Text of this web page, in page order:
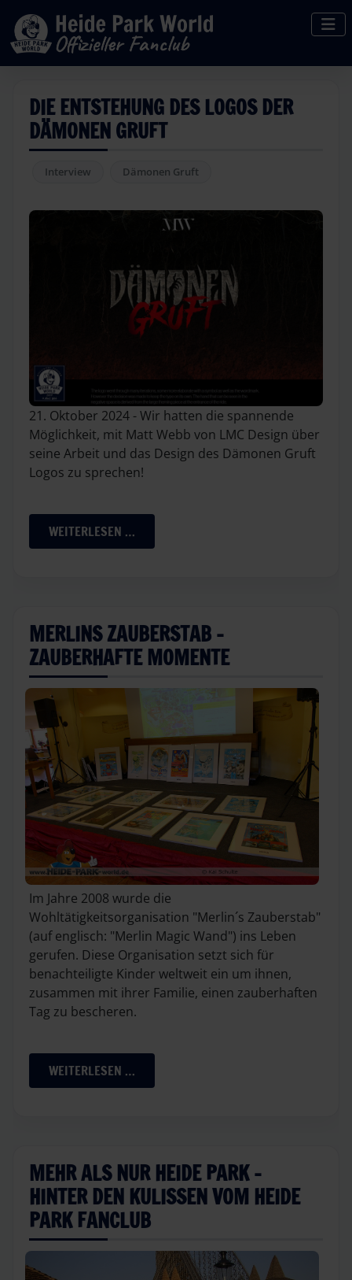
DIE ENTSTEHUNG DES LOGOS DER
DÄMONEN GRUFT
Interview Dämonen Gruft
21. Oktober 2024 - Wir hatten die spannende
Möglichkeit, mit Matt Webb von LMC Design über
seine Arbeit und das Design des Dämonen Gruft
Logos zu sprechen!
WEITERLESEN …
MERLINS ZAUBERSTAB -
ZAUBERHAFTE MOMENTE
Im Jahre 2008 wurde die
Wohltätigkeitsorganisation "Merlin´s Zauberstab"
(auf englisch: "Merlin Magic Wand") ins Leben
gerufen. Diese Organisation setzt sich für
benachteiligte Kinder weltweit ein um ihnen,
zusammen mit ihrer Familie, einen zauberhaften
Tag zu bescheren.
WEITERLESEN …
MEHR ALS NUR HEIDE PARK -
HINTER DEN KULISSEN VOM HEIDE
PARK FANCLUB